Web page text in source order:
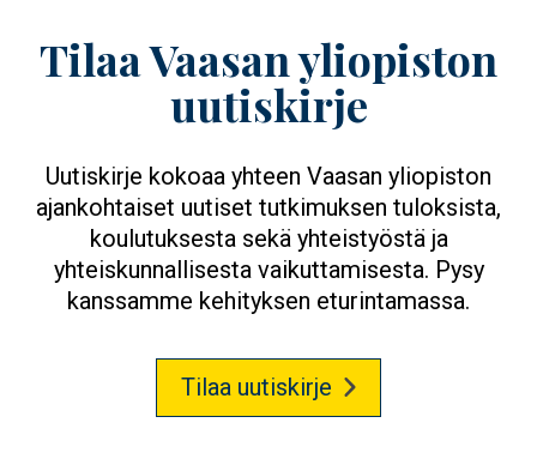
Tilaa Vaasan yliopiston
uutiskirje
Uutiskirje kokoaa yhteen Vaasan yliopiston
ajankohtaiset uutiset tutkimuksen tuloksista,
koulutuksesta sekä yhteistyöstä ja
yhteiskunnallisesta vaikuttamisesta. Pysy
kanssamme kehityksen eturintamassa.
Tilaa uutiskirje